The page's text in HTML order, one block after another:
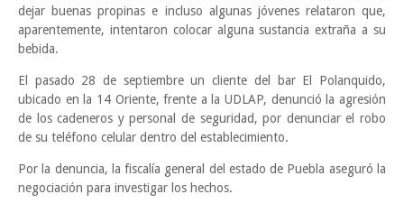
dejar buenas propinas e incluso algunas jóvenes relataron que,
aparentemente, intentaron colocar alguna sustancia extraña a su
bebida.
El pasado 28 de septiembre un cliente del bar El Polanquido,
ubicado en la 14 Oriente, frente a la UDLAP, denunció la agresión
de los cadeneros y personal de seguridad, por denunciar el robo
de su teléfono celular dentro del establecimiento.
Por la denuncia, la fiscalía general del estado de Puebla aseguró la
negociación para investigar los hechos.